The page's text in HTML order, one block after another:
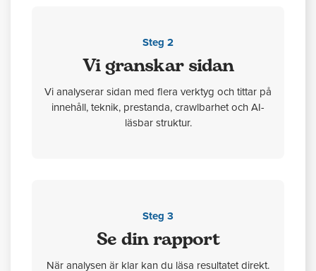
Steg 2
Vi granskar sidan
Vi analyserar sidan med flera verktyg och tittar på
innehåll, teknik, prestanda, crawlbarhet och AI-
läsbar struktur.
Steg 3
Se din rapport
När analysen är klar kan du läsa resultatet direkt.